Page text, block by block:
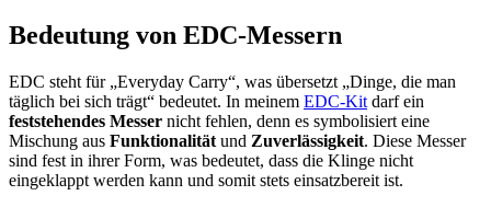
Bedeutung von EDC-Messern
EDC steht für „Everyday Carry“, was übersetzt „Dinge, die man
täglich bei sich trägt“ bedeutet. In meinem EDC-Kit darf ein
feststehendes Messer nicht fehlen, denn es symbolisiert eine
Mischung aus Funktionalität und Zuverlässigkeit. Diese Messer
sind fest in ihrer Form, was bedeutet, dass die Klinge nicht
eingeklappt werden kann und somit stets einsatzbereit ist.